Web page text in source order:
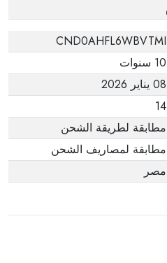
CND0AHFL6WBVTMI
10 سنوات
08 يناير 2026
14
مطابقة لطريقة الشحن
مطابقة لمصاريف الشحن
مصر